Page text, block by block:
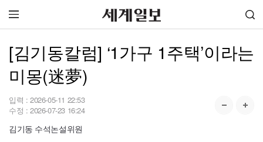
[김기동칼럼] ‘1가구 1주택’이라는
미몽(迷夢)
입력 : 2026-05-11 22:53
수정 : 2026-07-23 16:24
김기동 수석논설위원